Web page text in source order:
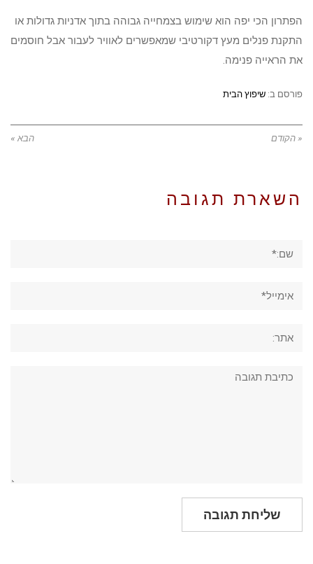
הפתרון הכי יפה הוא שימוש בצמחייה גבוהה בתוך אדניות גדולות או
התקנת פנלים מעץ דקורטיבי שמאפשרים לאוויר לעבור אבל חוסמים
את הראייה פנימה.
פורסם ב: שיפוץ הבית
« הקודם הבא »
השארת תגובה